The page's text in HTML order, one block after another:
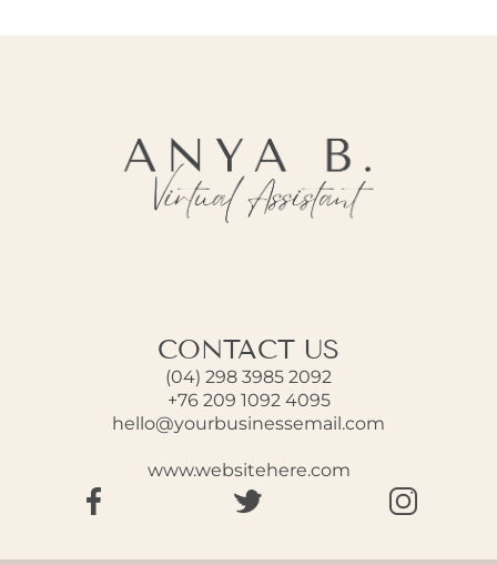
CONTACT US
(04) 298 3985 2092
+76 209 1092 4095
hello@yourbusinessemail.com
www.websitehere.com